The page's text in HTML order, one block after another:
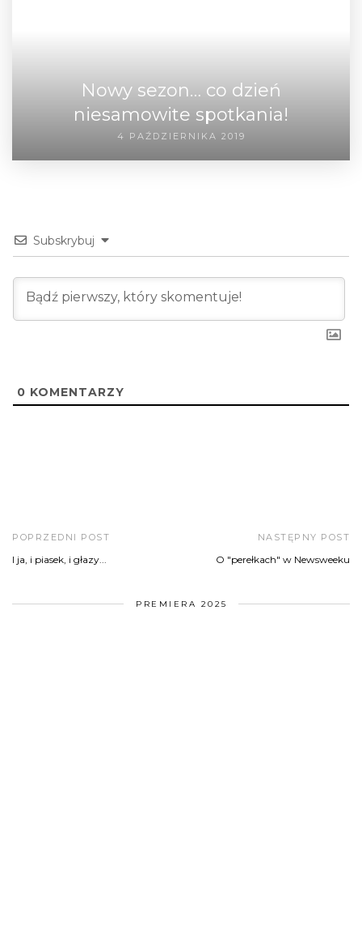
Nowy sezon… co dzień
niesamowite spotkania!
4 PAŹDZIERNIKA 2019
Subskrybuj
0 KOMENTARZY
POPRZEDNI POST
I ja, i piasek, i głazy...
NASTĘPNY POST
O "perełkach" w Newsweeku
PREMIERA 2025